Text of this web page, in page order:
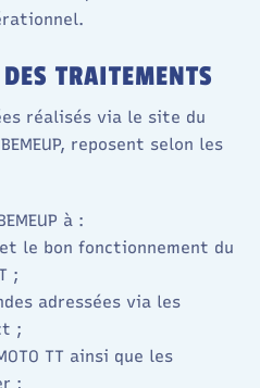
TRAITEMENTS
réalisés via le site du
reposent selon les
à :
le bon fonctionnement du
;
adressées via les
;
TT ainsi que les
;